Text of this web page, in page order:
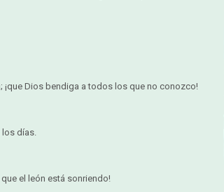
Dios bendiga a todos los que no conozco!
los días.
el león está sonriendo!